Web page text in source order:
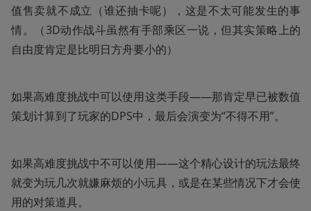
值售卖就不成立（谁还抽卡呢），这是不太可能发生的事
情。（3D动作战斗虽然有手部乘区一说，但其实策略上的
自由度肯定是比明日方舟要小的）
如果高难度挑战中可以使用这类手段——那肯定早已被数值
策划计算到了玩家的DPS中，最后会演变为“不得不用”。
如果高难度挑战中不可以使用——这个精心设计的玩法最终
就变为玩几次就嫌麻烦的小玩具，或是在某些情况下才会使
用的对策道具。